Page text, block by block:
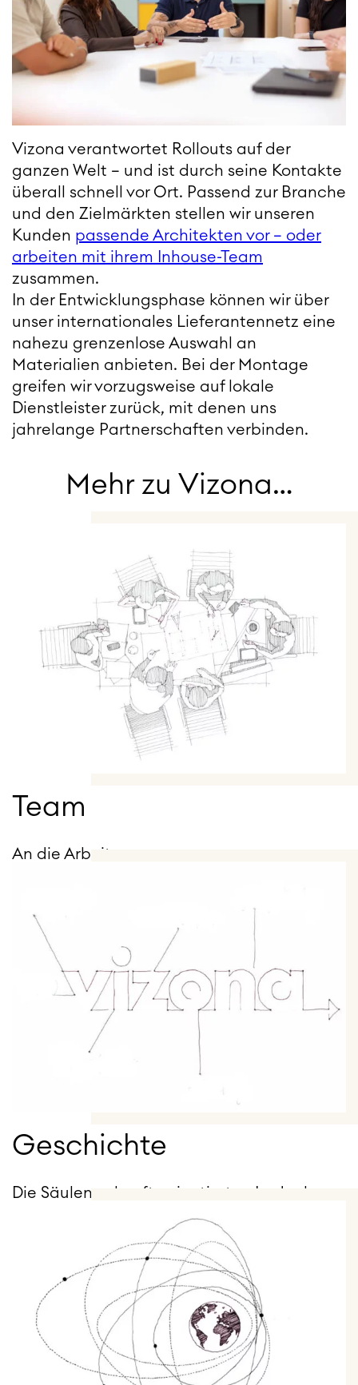
Vizona verantwortet Rollouts auf der
ganzen Welt – und ist durch seine Kontakte
überall schnell vor Ort. Passend zur Branche
und den Zielmärkten stellen wir unseren
Kunden passende Architekten vor – oder
arbeiten mit ihrem Inhouse-Team
zusammen.
In der Entwicklungsphase können wir über
unser internationales Lieferantennetz eine
nahezu grenzenlose Auswahl an
Materialien anbieten. Bei der Montage
greifen wir vorzugsweise auf lokale
Dienstleister zurück, mit denen uns
jahrelange Partnerschaften verbinden.
Mehr zu Vizona…
Team
An die Arbeit
Geschichte
Die Säulen zukunftsorientierten Ladenbaus